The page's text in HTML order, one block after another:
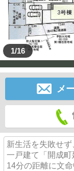
1/16
メ
新生活を失敗せ
一戸建て「開成
14分の距離に文